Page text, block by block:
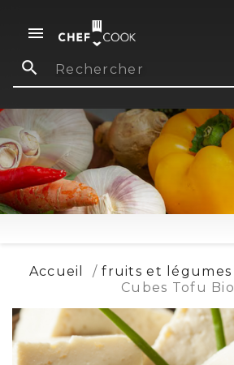

search
Accueil fruits et légumes
Cubes Tofu Bio